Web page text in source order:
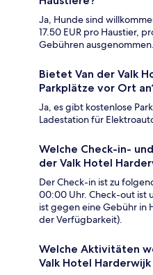
Ja, Hunde sind
17.50 EUR pro Haustier,
Gebühren ausgenommen.
Bietet Van der Valk
Parkplätze vor Ort
Ja, es gibt kostenlose
Ladestation für
Welche Check-in-
der Valk Hotel
Der Check-in ist zu
00:00 Uhr. Check-out ist
ist gegen eine Gebühr in
der Verfügbarkeit).
Welche Aktivitäten
Valk Hotel